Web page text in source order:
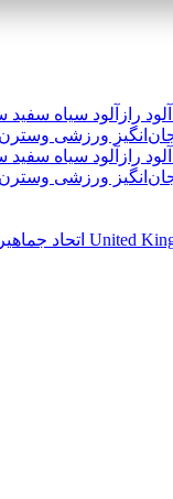
رازآلود سیاه سفید
ورزشی وسترن
رازآلود سیاه سفید
ورزشی وسترن
United اتحاد